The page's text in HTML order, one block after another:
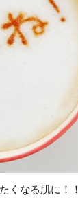
くなる肌に！！